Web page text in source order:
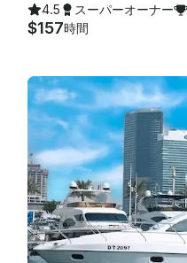
4.5 スーパーオーナー
$157時間